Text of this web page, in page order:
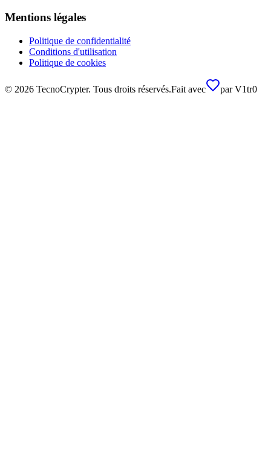
Mentions légales
Politique de confidentialité
Conditions d'utilisation
Politique de cookies
© 2026 TecnoCrypter. Tous droits réservés.Fait avec parV1tr0